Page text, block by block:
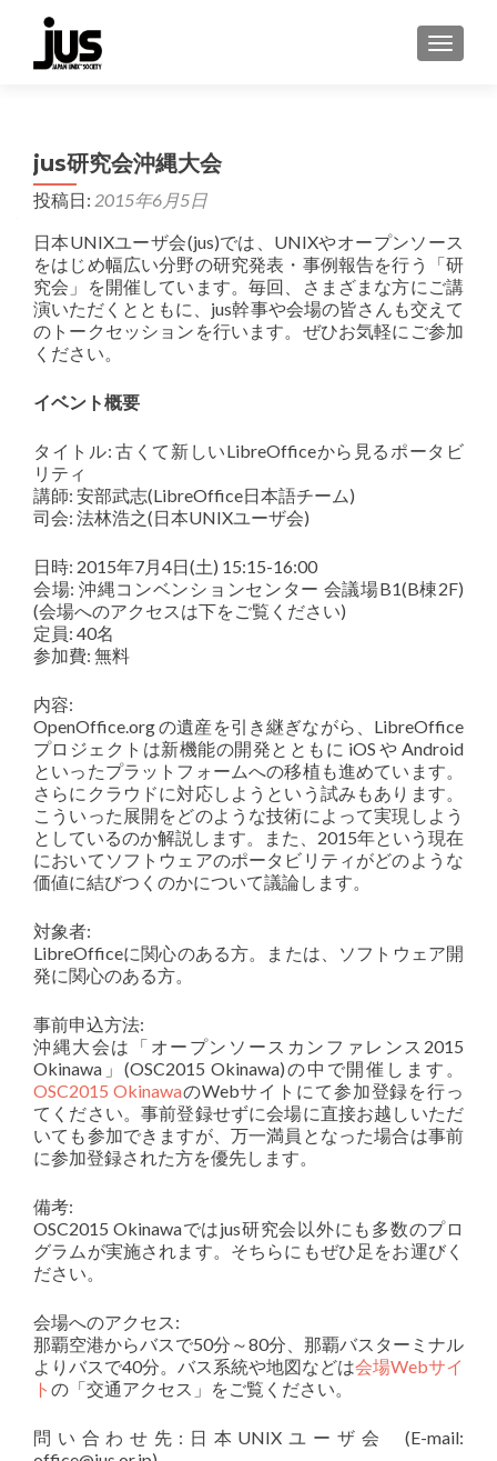
ナビゲ
jus研究会沖縄大会
投稿日: 2015年6月5日
日本UNIXユーザ会(jus)では、UNIXやオープンソース
をはじめ幅広い分野の研究発表・事例報告を行う「研
究会」を開催しています。毎回、さまざまな方にご講
演いただくとともに、jus幹事や会場の皆さんも交えて
のトークセッションを行います。ぜひお気軽にご参加
ください。
イベント概要
タイトル: 古くて新しいLibreOfficeから見るポータビ
リティ
講師: 安部武志(LibreOffice日本語チーム)
司会: 法林浩之(日本UNIXユーザ会)
日時: 2015年7月4日(土) 15:15-16:00
会場: 沖縄コンベンションセンター 会議場B1(B棟2F)
(会場へのアクセスは下をご覧ください)
定員: 40名
参加費: 無料
内容:
OpenOffice.org の遺産を引き継ぎながら、LibreOffice
プロジェクトは新機能の開発とともに iOS や Android
といったプラットフォームへの移植も進めています。
さらにクラウドに対応しようという試みもあります。
こういった展開をどのような技術によって実現しよう
としているのか解説します。また、2015年という現在
においてソフトウェアのポータビリティがどのような
価値に結びつくのかについて議論します。
対象者:
LibreOfficeに関心のある方。または、ソフトウェア開
発に関心のある方。
事前申込方法:
沖縄大会は「オープンソースカンファレンス2015
Okinawa」(OSC2015 Okinawa)の中で開催します。
OSC2015 OkinawaのWebサイトにて参加登録を行っ
てください。事前登録せずに会場に直接お越しいただ
いても参加できますが、万一満員となった場合は事前
に参加登録された方を優先します。
備考:
OSC2015 Okinawaではjus研究会以外にも多数のプロ
グラムが実施されます。そちらにもぜひ足をお運びく
ださい。
会場へのアクセス:
那覇空港からバスで50分～80分、那覇バスターミナル
よりバスで40分。バス系統や地図などは会場Webサイ
ト の「交通アクセス」をご覧ください。
問い合わせ先:日本UNIXユーザ会 (E-mail: